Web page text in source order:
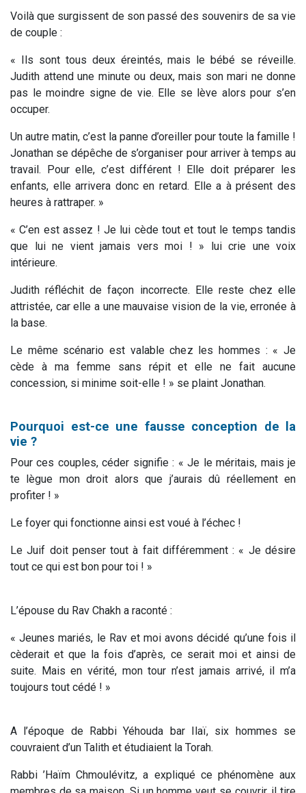
Voilà que surgissent de son passé des souvenirs de sa vie
de couple :
« Ils sont tous deux éreintés, mais le bébé se réveille.
Judith attend une minute ou deux, mais son mari ne donne
pas le moindre signe de vie. Elle se lève alors pour s’en
occuper.
Un autre matin, c’est la panne d’oreiller pour toute la famille !
Jonathan se dépêche de s’organiser pour arriver à temps au
travail. Pour elle, c’est différent ! Elle doit préparer les
enfants, elle arrivera donc en retard. Elle a à présent des
heures à rattraper. »
« C’en est assez ! Je lui cède tout et tout le temps tandis
que lui ne vient jamais vers moi ! » lui crie une voix
intérieure.
Judith réfléchit de façon incorrecte. Elle reste chez elle
attristée, car elle a une mauvaise vision de la vie, erronée à
la base.
Le même scénario est valable chez les hommes : « Je
cède à ma femme sans répit et elle ne fait aucune
concession, si minime soit-elle ! » se plaint Jonathan.
Pourquoi est-ce une fausse conception de la
vie ?
Pour ces couples, céder signifie : « Je le méritais, mais je
te lègue mon droit alors que j’aurais dû réellement en
profiter ! »
Le foyer qui fonctionne ainsi est voué à l’échec !
Le Juif doit penser tout à fait différemment : « Je désire
tout ce qui est bon pour toi ! »
L’épouse du Rav Chakh a raconté :
«Jeunes mariés, le Rav et moi avons décidé qu’une fois il
cèderait et que la fois d’après, ce serait moi et ainsi de
suite. Mais en vérité, mon tour n’est jamais arrivé, il m’a
toujours tout cédé ! »
A l’époque de Rabbi Yéhouda bar Ilaï, six hommes se
couvraient d’un Talith et étudiaient la Torah.
Rabbi ’Haïm Chmoulévitz, a expliqué ce phénomène aux